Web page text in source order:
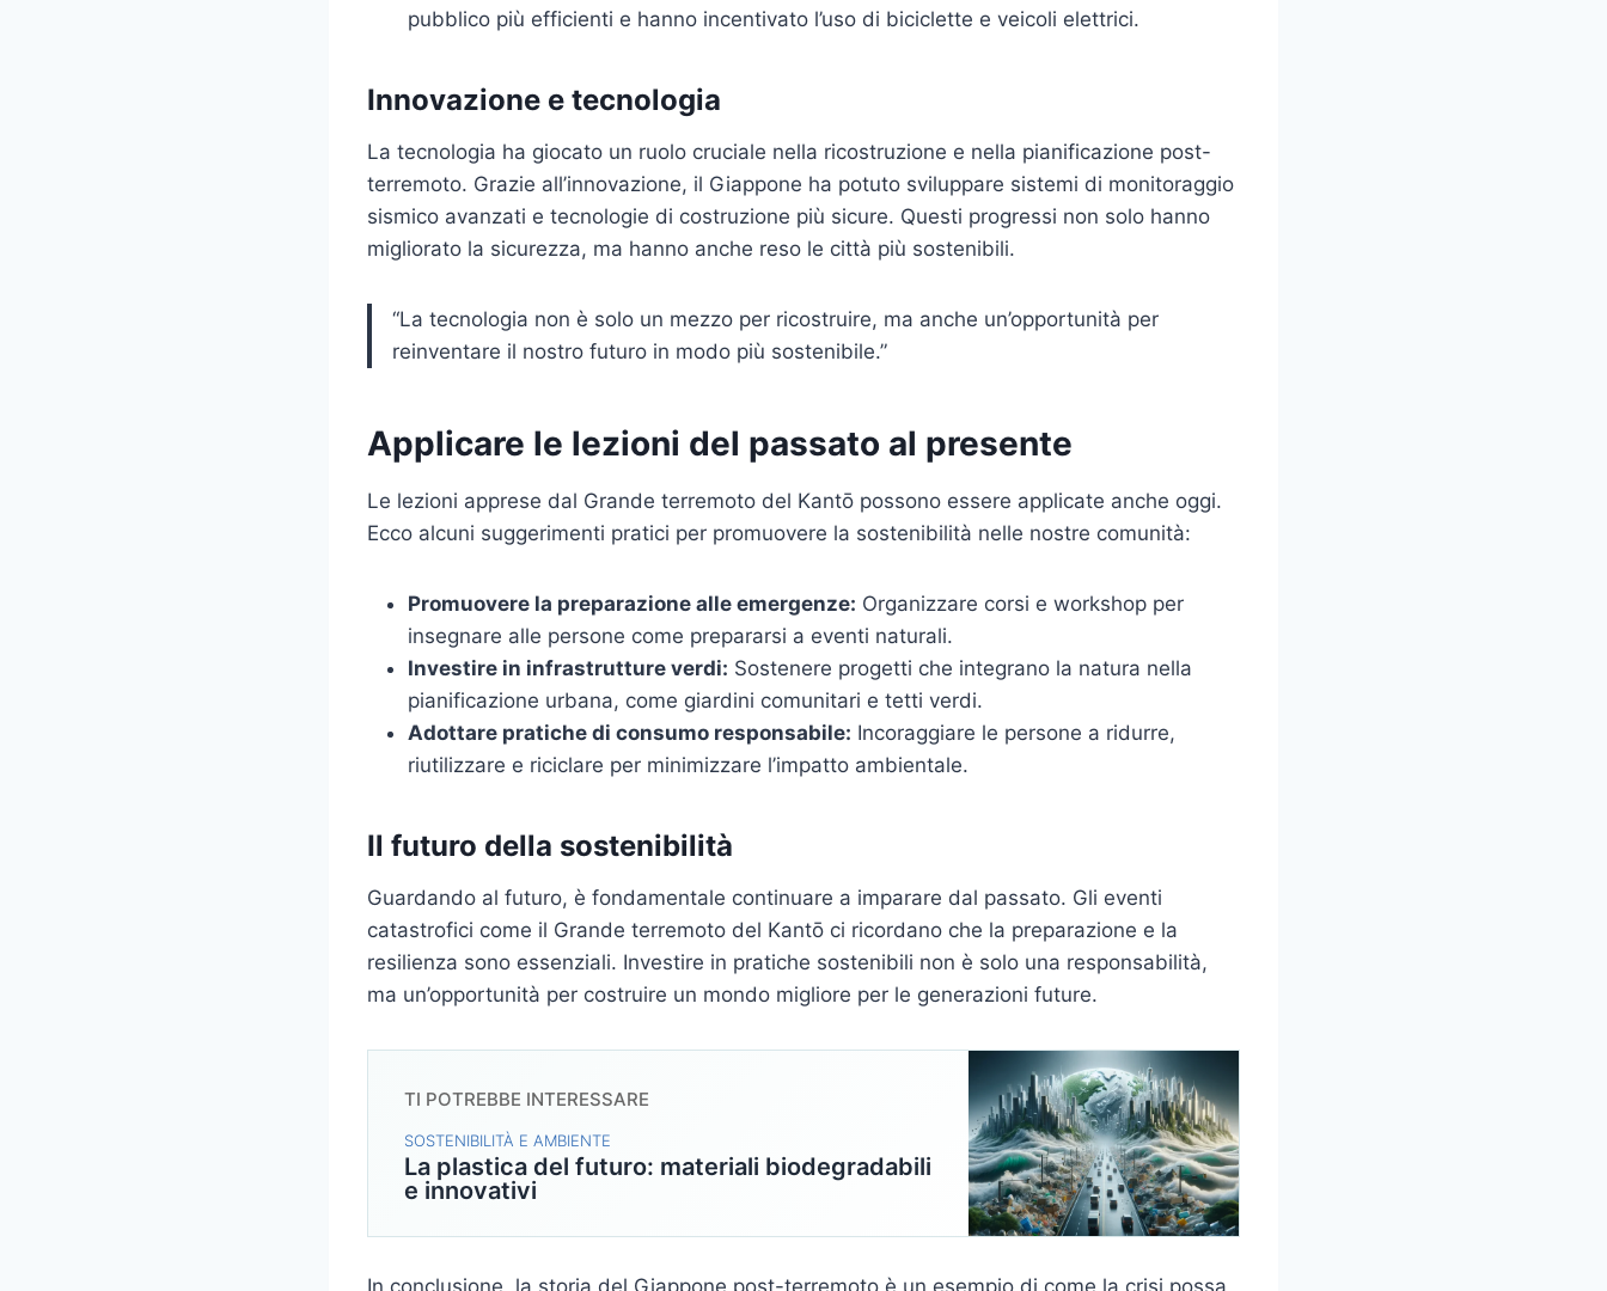
pubblico più efficienti e hanno incentivato l’uso di biciclette e veicoli elettrici.
Innovazione e tecnologia
La tecnologia ha giocato un ruolo cruciale nella ricostruzione e nella pianificazione post-
terremoto. Grazie all’innovazione, il Giappone ha potuto sviluppare sistemi di monitoraggio
sismico avanzati e tecnologie di costruzione più sicure. Questi progressi non solo hanno
migliorato la sicurezza, ma hanno anche reso le città più sostenibili.
“La tecnologia non è solo un mezzo per ricostruire, ma anche un’opportunità per
reinventare il nostro futuro in modo più sostenibile.”
Applicare le lezioni del passato al presente
Le lezioni apprese dal Grande terremoto del Kantō possono essere applicate anche oggi.
Ecco alcuni suggerimenti pratici per promuovere la sostenibilità nelle nostre comunità:
Promuovere la preparazione alle emergenze: Organizzare corsi e workshop per
insegnare alle persone come prepararsi a eventi naturali.
Investire in infrastrutture verdi: Sostenere progetti che integrano la natura nella
pianificazione urbana, come giardini comunitari e tetti verdi.
Adottare pratiche di consumo responsabile: Incoraggiare le persone a ridurre,
riutilizzare e riciclare per minimizzare l’impatto ambientale.
Il futuro della sostenibilità
Guardando al futuro, è fondamentale continuare a imparare dal passato. Gli eventi
catastrofici come il Grande terremoto del Kantō ci ricordano che la preparazione e la
resilienza sono essenziali. Investire in pratiche sostenibili non è solo una responsabilità,
ma un’opportunità per costruire un mondo migliore per le generazioni future.
TI POTREBBE INTERESSARE
SOSTENIBILITÀ E AMBIENTE
La plastica del futuro: materiali biodegradabili
e innovativi
In conclusione, la storia del Giappone post-terremoto è un esempio di come la crisi possa